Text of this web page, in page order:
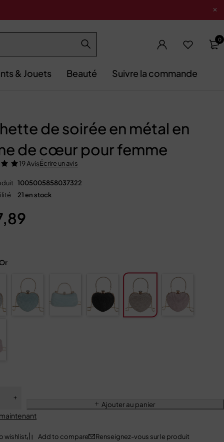
0
& Jouets Beauté Suivre la commande
de soirée en métal en
de cœur pour femme
19 AvisÉcrire un avis
1005005858037322
21 en stock
Ajouter au panier
Renseignez-vous sur le produit